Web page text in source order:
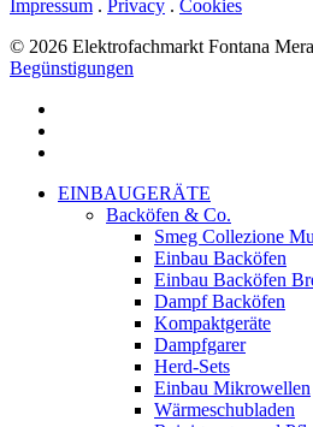
Impressum . Privacy . Cookies
© 2026 Elektrofachmarkt Fontana
Begünstigungen
Menu
Close
EINBAUGERÄTE
Backöfen & Co.
Smeg Collezione
Einbau Backöfen
Einbau Backöfen
Dampf Backöfen
Kompaktgeräte
Dampfgarer
Herd-Sets
Einbau Mikrowellen
Wärmeschubladen